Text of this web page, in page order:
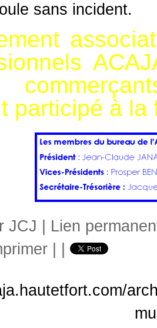
sans incident.
participé à la
JCJ | Lien